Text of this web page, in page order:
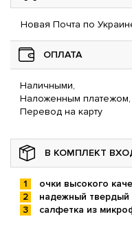
Новая Почта по
ОПЛАТА
Наличными,
Наложенным платежом,
Перевод на карту
В КОМПЛЕКТ
очки высокого
надежный твердый
салфетка из